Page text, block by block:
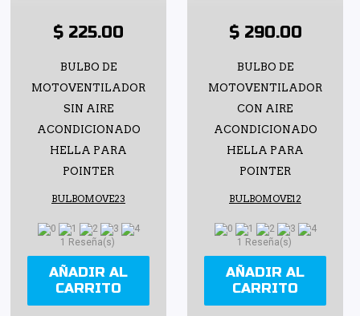
$ 225.00
BULBO DE
MOTOVENTILADOR
SIN AIRE
ACONDICIONADO
HELLA PARA
POINTER
BULBOMOVE23
1 Reseña(s)
AÑADIR AL
CARRITO
$ 290.00
BULBO DE
MOTOVENTILADOR
CON AIRE
ACONDICIONADO
HELLA PARA
POINTER
BULBOMOVE12
1 Reseña(s)
AÑADIR AL
CARRITO